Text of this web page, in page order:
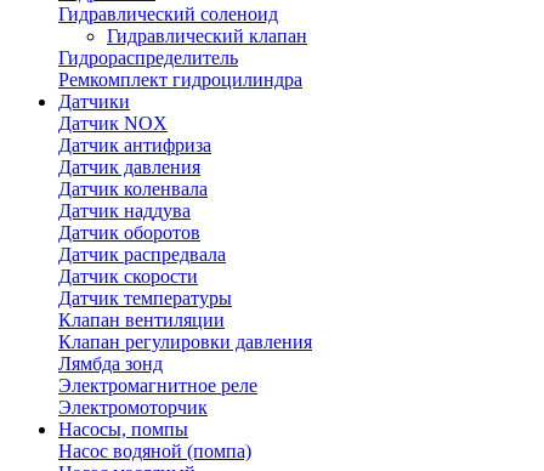
Гидравлический соленоид
Гидравлический клапан
Гидрораспределитель
Ремкомплект гидроцилиндра
Датчики
Датчик NOX
Датчик антифриза
Датчик давления
Датчик коленвала
Датчик наддува
Датчик оборотов
Датчик распредвала
Датчик скорости
Датчик температуры
Клапан вентиляции
Клапан регулировки давления
Лямбда зонд
Электромагнитное реле
Электромоторчик
Насосы, помпы
Насос водяной (помпа)